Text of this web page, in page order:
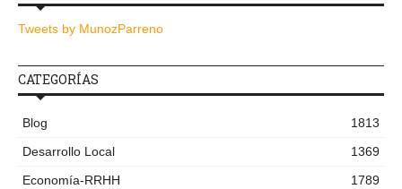
Tweets by MunozParreno
CATEGORÍAS
Blog
1813
Desarrollo Local
1369
Economía-RRHH
1789